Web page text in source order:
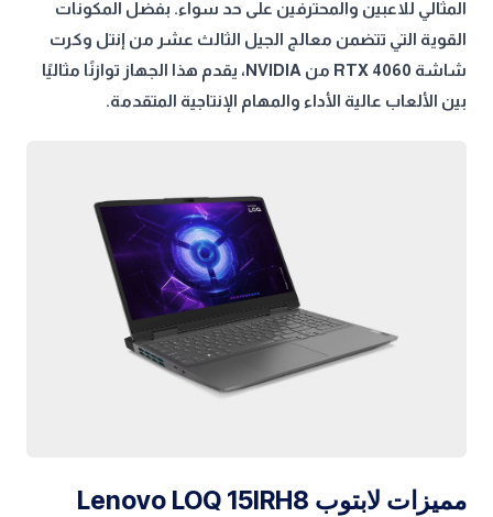
المثالي للاعبين والمحترفين على حد سواء. بفضل المكونات
القوية التي تتضمن معالج الجيل الثالث عشر من إنتل وكرت
شاشة RTX 4060 من NVIDIA، يقدم هذا الجهاز توازنًا مثاليًا
بين الألعاب عالية الأداء والمهام الإنتاجية المتقدمة.
مميزات لابتوب Lenovo LOQ 15IRH8